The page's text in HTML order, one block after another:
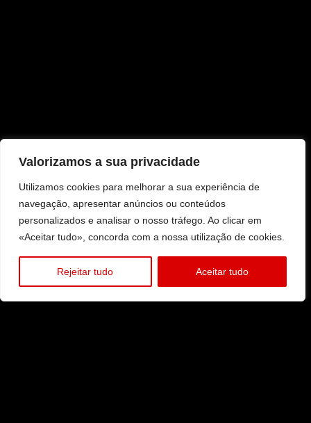
Valorizamos a sua privacidade
Utilizamos cookies para melhorar a sua experiência de
navegação, apresentar anúncios ou conteúdos
personalizados e analisar o nosso tráfego. Ao clicar em
«Aceitar tudo», concorda com a nossa utilização de cookies.
Rejeitar tudo Aceitar tudo